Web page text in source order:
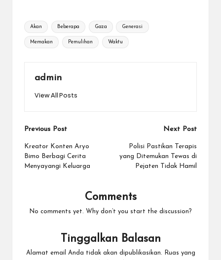
Tags:
Akan Beberapa Gaza Generasi
Memakan Pemulihan Waktu
admin
View All Posts
Post
navigation
Previous Post
Kreator Konten Aryo
Bimo Berbagi Cerita
Menyayangi Keluarga
Next Post
Polisi Pastikan Terapis
yang Ditemukan Tewas di
Pejaten Tidak Hamil
Comments
No comments yet. Why don’t you start the discussion?
Tinggalkan Balasan
Alamat email Anda tidak akan dipublikasikan.
Ruas yang